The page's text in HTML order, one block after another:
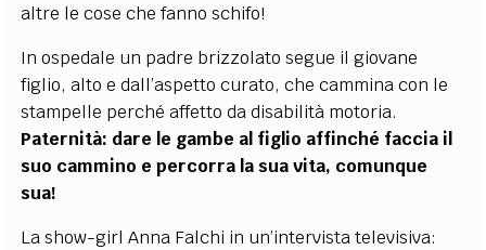
altre le cose che fanno schifo!
In ospedale un padre brizzolato segue il giovane
figlio, alto e dall’aspetto curato, che cammina con le
stampelle perché affetto da disabilità motoria.
Paternità: dare le gambe al figlio affinché faccia il
suo cammino e percorra la sua vita, comunque
sua!
La show-girl Anna Falchi in un’intervista televisiva: